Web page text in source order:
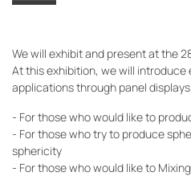
We will exhibit and present at the
At this exhibition, we will introduce
applications through panel
- For those who would like to
- For those who try to produce
sphericity
- For those who would like to